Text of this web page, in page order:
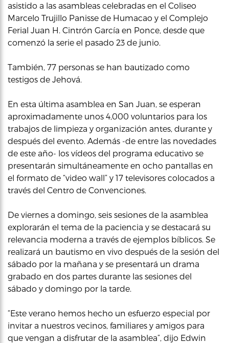
asistido a las asambleas celebradas en el Coliseo
Marcelo Trujillo Panisse de Humacao y el Complejo
Ferial Juan H. Cintrón García en Ponce, desde que
comenzó la serie el pasado 23 de junio.
También, 77 personas se han bautizado como
testigos de Jehová.
En esta última asamblea en San Juan, se esperan
aproximadamente unos 4,000 voluntarios para los
trabajos de limpieza y organización antes, durante y
después del evento. Además -de entre las novedades
de este año- los vídeos del programa educativo se
presentarán simultáneamente en ocho pantallas en
el formato de “video wall” y 17 televisores colocados a
través del Centro de Convenciones.
De viernes a domingo, seis sesiones de la asamblea
explorarán el tema de la paciencia y se destacará su
relevancia moderna a través de ejemplos bíblicos. Se
realizará un bautismo en vivo después de la sesión del
sábado por la mañana y se presentará un drama
grabado en dos partes durante las sesiones del
sábado y domingo por la tarde.
“Este verano hemos hecho un esfuerzo especial por
invitar a nuestros vecinos, familiares y amigos para
que vengan a disfrutar de la asamblea”, dijo Edwin